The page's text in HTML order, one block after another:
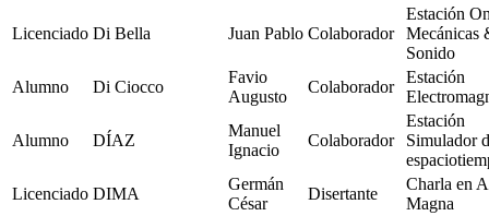
Licenciado Di Bella Juan Pablo Colaborador
Estación
Mecánicas
Sonido
Alumno
Di Ciocco
Favio
Augusto
Colaborador
Estación
Alumno DÍAZ
Manuel
Ignacio
Colaborador
Estación
Simulador
Licenciado DIMA
Germán
César
Disertante
Charla en
Magna